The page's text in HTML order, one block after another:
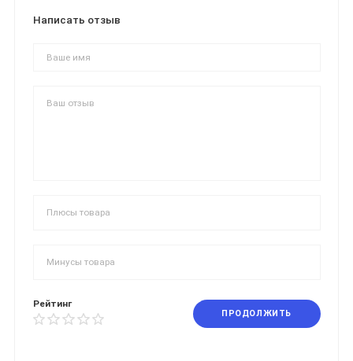
Написать отзыв
Рейтинг
ПРОДОЛЖИТЬ